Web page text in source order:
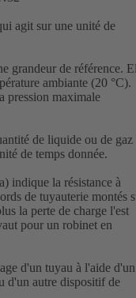
agit sur une unité de
grandeur de référence.
ambiante (20 °C).
pression maximale
de liquide ou de gaz
de temps donnée.
indique la résistance à
de tuyauterie montés
la perte de charge l'est
pour un robinet en
d'un tuyau à l'aide d'un
d'un autre dispositif de